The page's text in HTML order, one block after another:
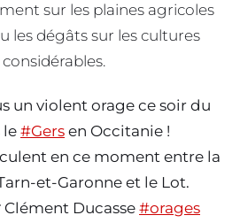
sur les plaines agricoles
les dégâts sur les cultures
un violent orage ce soir du
le #Gers en Occitanie !
en ce moment entre la
et-Garonne et le Lot.
Clément Ducasse #orages